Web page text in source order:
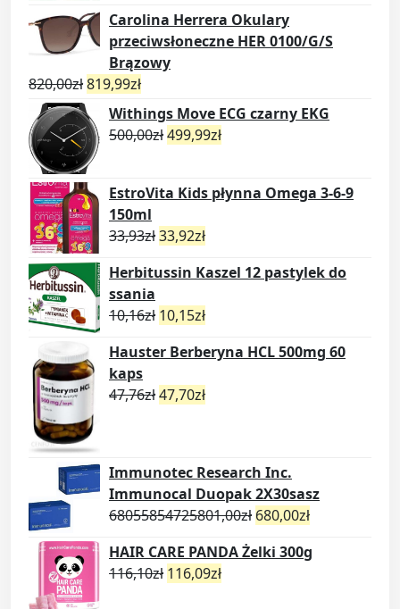
Carolina Herrera Okulary
przeciwsłoneczne HER 0100/G/S
Brązowy
820,00zł819,99zł
Withings Move ECG czarny EKG
500,00zł499,99zł
EstroVita Kids płynna Omega 3-6-9
150ml
33,93zł33,92zł
Herbitussin Kaszel 12 pastylek do
ssania
10,16zł 10,15zł
Hauster Berberyna HCL 500mg 60
kaps
47,76zł47,70zł
Immunotec Research Inc.
Immunocal Duopak 2X30sasz
68055854725801,00zł 680,00zł
HAIR CARE PANDA Żelki 300g
116,10zł 116,09zł